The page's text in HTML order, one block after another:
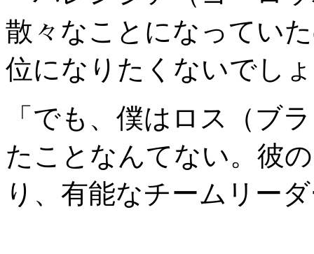
散々なことになってい
位になりたくないでし
「でも、僕はロス（ブ
たことなんてない。彼
り、有能なチームリー